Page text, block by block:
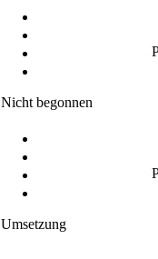
Nicht begonnen
Umsetzung